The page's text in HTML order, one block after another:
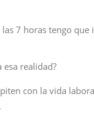
7 horas tengo
esa realidad?
con la vida